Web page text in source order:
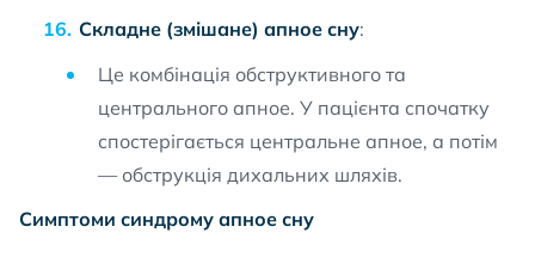
Складне (змішане) апное сну:
Це комбінація обструктивного та
центрального апное. У пацієнта спочатку
спостерігається центральне апное, а потім
— обструкція дихальних шляхів.
Симптоми синдрому апное сну